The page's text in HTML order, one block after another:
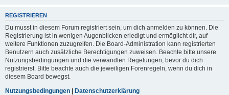
REGISTRIEREN
Du musst in diesem Forum registriert sein, um dich anmelden zu können. Die
Registrierung ist in wenigen Augenblicken erledigt und ermöglicht dir, auf
weitere Funktionen zuzugreifen. Die Board-Administration kann registrierten
Benutzern auch zusätzliche Berechtigungen zuweisen. Beachte bitte unsere
Nutzungsbedingungen und die verwandten Regelungen, bevor du dich
registrierst. Bitte beachte auch die jeweiligen Forenregeln, wenn du dich in
diesem Board bewegst.
Nutzungsbedingungen | Datenschutzerklärung